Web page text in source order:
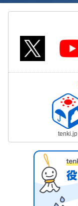
tenki.jp